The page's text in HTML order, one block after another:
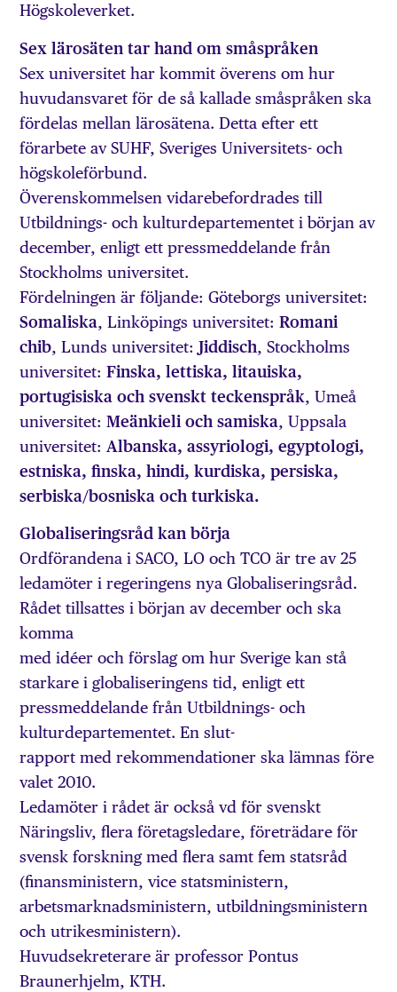
Högskoleverket.
Sex lärosäten tar hand om småspråken
Sex universitet har kommit överens om hur
huvudansvaret för de så kallade småspråken ska
fördelas mellan lärosätena. Detta efter ett
förarbete av SUHF, Sveriges Universitets- och
högskoleförbund.
Överenskommelsen vidarebefordrades till
Utbildnings- och kulturdepartementet i början av
december, enligt ett pressmeddelande från
Stockholms universitet.
Fördelningen är följande: Göteborgs universitet:
Somaliska, Linköpings universitet:Romani
chib, Lunds universitet:Jiddisch, Stockholms
universitet:Finska, lettiska, litauiska,
portugisiska och svenskt teckenspråk, Umeå
universitet:Meänkieli och samiska, Uppsala
universitet: Albanska, assyriologi, egyptologi,
estniska, finska, hindi, kurdiska, persiska,
serbiska/bosniska och turkiska.
Globaliseringsråd kan börja
Ordförandena i SACO, LO och TCO är tre av 25
ledamöter i regeringens nya Globaliseringsråd.
Rådet tillsattes i början av december och ska
komma
med idéer och förslag om hur Sverige kan stå
starkare i globaliseringens tid, enligt ett
pressmeddelande från Utbildnings- och
kulturdepartementet. En slut-
rapport med rekommendationer ska lämnas före
valet 2010.
Ledamöter i rådet är också vd för svenskt
Näringsliv, flera företagsledare, företrädare för
svensk forskning med flera samt fem statsråd
(finansministern, vice statsministern,
arbetsmarknadsministern, utbildningsministern
och utrikesministern).
Huvudsekreterare är professor Pontus
Braunerhjelm, KTH.